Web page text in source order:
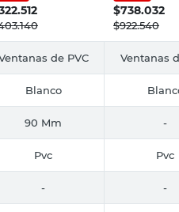
$738.032
$922.540
de PVC Ventanas
Blanco
90 Mm -
Pvc Pvc
- -